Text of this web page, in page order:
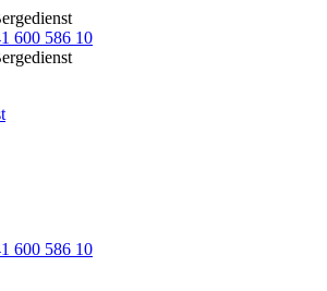
600 586 10
600 586 10